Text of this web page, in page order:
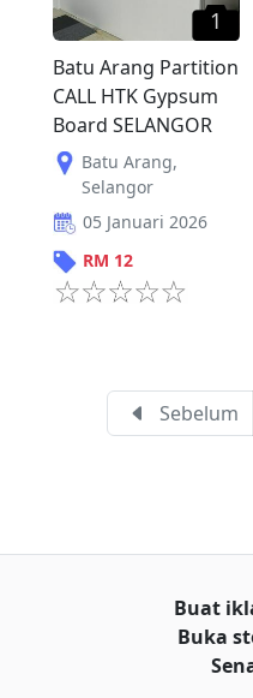
1
Batu Arang Partition
CALL HTK Gypsum
Board SELANGOR
Batu Arang,
Selangor
05 Januari 2026
RM 12
Sebelum
Buat
Buka